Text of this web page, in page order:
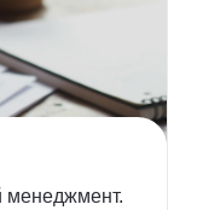
менеджмент.